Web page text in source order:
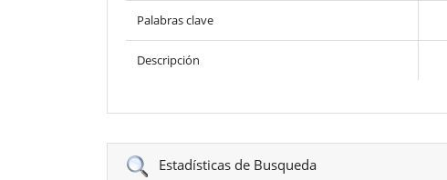
Palabras clave
Descripción
Estadísticas de Busqueda